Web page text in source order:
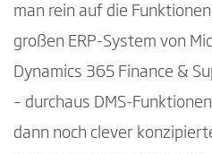
man rein auf die
großen ERP-System von
Dynamics 365 Finance &
– durchaus DMS-
dann noch clever